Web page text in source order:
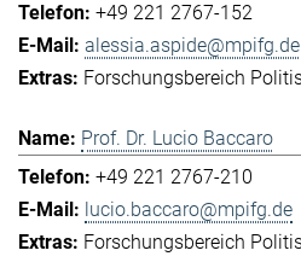
+49 221 2767-152
alessia.aspide@mpifg.de
Forschungsbereich
Prof. Dr. Lucio Baccaro
+49 221 2767-210
lucio.baccaro@mpifg.de
Forschungsbereich